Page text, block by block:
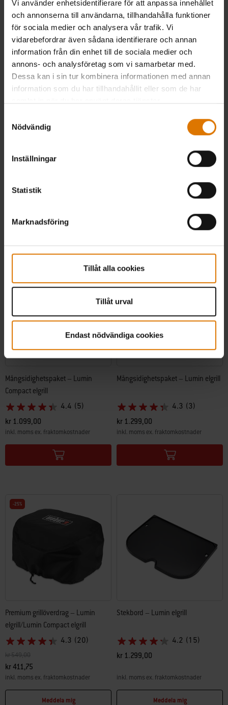
Vi använder enhetsidentifierare för att anpassa innehållet
och annonserna till användarna, tillhandahålla funktioner
för sociala medier och analysera vår trafik. Vi
vidarebefordrar även sådana identifierare och annan
information från din enhet till de sociala medier och
annons- och analysföretag som vi samarbetar med.
Dessa kan i sin tur kombinera informationen med annan
information som du har tillhandahållit eller som de har
Nödvändig
Inställningar
Statistik
Marknadsföring
Tillåt alla cookies
Tillåt urval
Endast nödvändiga cookies
Premium grillöverdrag – Lumin
elgrill med stativ (-2025)
kr 849,00
Stekbord – Lumin Compact elgrill
inkl. moms ex. fraktomkostnader
Mångsidighetspaket – Lumin
Compact elgrill
4.4 (5)
kr 1.099,00
inkl. moms ex. fraktomkostnader
Color Options
Mångsidighetspaket – Lumin elgrill
4.3 (3)
kr 1.299,00
inkl. moms ex. fraktomkostnader
Color Options
-25%
Premium grillöverdrag – Lumin
elgrill/Lumin Compact elgrill
4.3 (20)
Pris reducerat från
kr 549,00till
kr 411,75
inkl. moms ex. fraktomkostnader
Color Options
Meddela mig
Stekbord – Lumin elgrill
4.2 (15)
kr 1.299,00
inkl. moms ex. fraktomkostnader
Color Options
Meddela mig